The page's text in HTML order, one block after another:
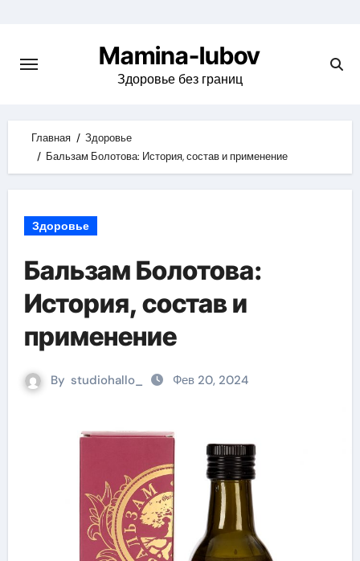
content
Mamina-lubov
Здоровье без границ
Главная
Здоровье
Бальзам Болотова: История, состав и применение
Здоровье
Бальзам Болотова:
История, состав и
применение
By studiohallo_ Фев 20, 2024